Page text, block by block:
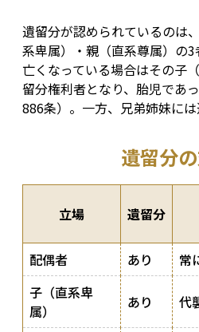
遺留分が認められているのは
系卑属）・親（直系尊属）の
亡くなっている場合はその子
留分権利者となり、胎児であ
886条）。一方、兄弟姉妹には
立場 遺留分
配偶者 あり
常
子（直系卑
属）
あり 代
遺留分